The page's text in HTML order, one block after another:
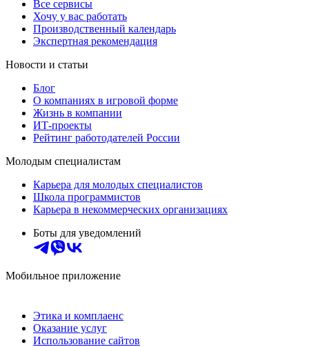
Все сервисы
Хочу у вас работать
Производственный календарь
Экспертная рекомендация
Новости и статьи
Блог
О компаниях в игровой форме
Жизнь в компании
ИТ-проекты
Рейтинг работодателей России
Молодым специалистам
Карьера для молодых специалистов
Школа программистов
Карьера в некоммерческих организациях
Боты для уведомлений
Мобильное приложение
Этика и комплаенс
Оказание услуг
Использование сайтов